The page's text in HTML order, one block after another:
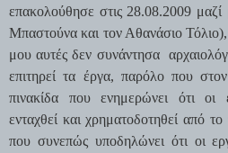
επακολούθησε στις 28.08.2009
Μπαστούνα και τον Αθανάσιο Τόλιο),
μου αυτές δεν συνάντησα
επιτηρεί τα έργα, παρόλο που
πινακίδα που ενημερώνει ότι οι
ενταχθεί και χρηματοδοτηθεί από
που συνεπώς υποδηλώνει ότι οι